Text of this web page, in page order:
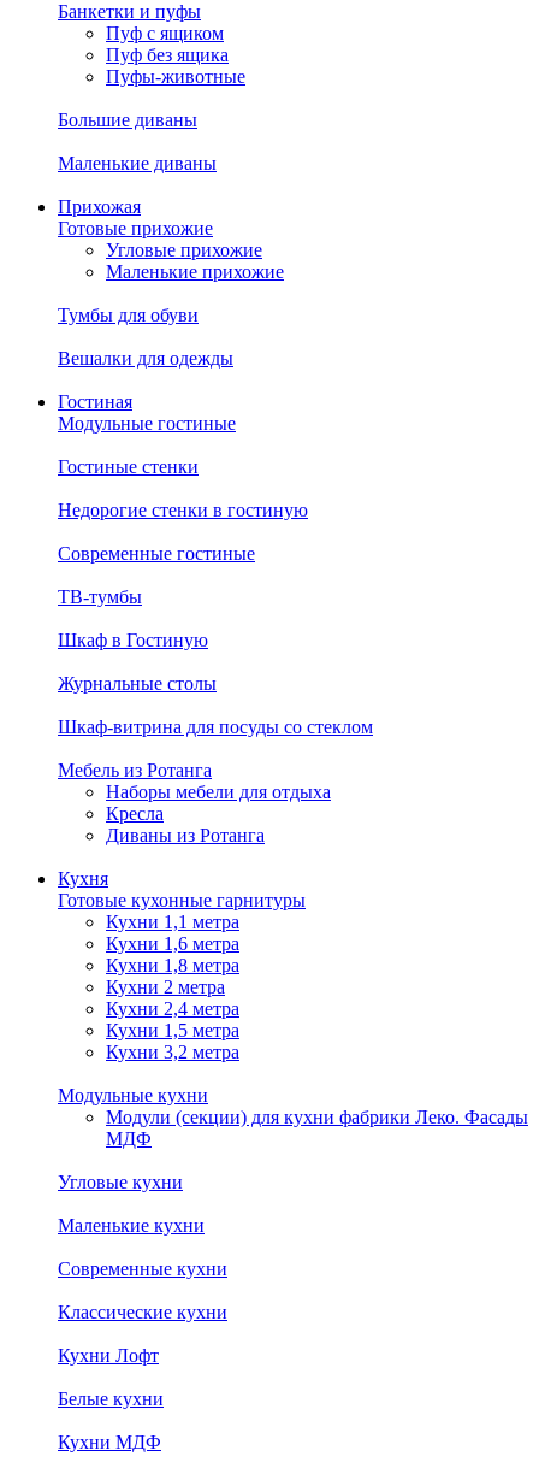
Банкетки и пуфы
Пуф с ящиком
Пуф без ящика
Пуфы-животные
Большие диваны
Маленькие диваны
Прихожая
Готовые прихожие
Угловые прихожие
Маленькие прихожие
Тумбы для обуви
Вешалки для одежды
Гостиная
Модульные гостиные
Гостиные стенки
Недорогие стенки в гостиную
Современные гостиные
ТВ-тумбы
Шкаф в Гостиную
Журнальные столы
Шкаф-витрина для посуды со стеклом
Мебель из Ротанга
Наборы мебели для отдыха
Кресла
Диваны из Ротанга
Кухня
Готовые кухонные гарнитуры
Кухни 1,1 метра
Кухни 1,6 метра
Кухни 1,8 метра
Кухни 2 метра
Кухни 2,4 метра
Кухни 1,5 метра
Кухни 3,2 метра
Модульные кухни
Модули (секции) для кухни фабрики Леко. Фасады
МДФ
Угловые кухни
Маленькие кухни
Современные кухни
Классические кухни
Кухни Лофт
Белые кухни
Кухни МДФ